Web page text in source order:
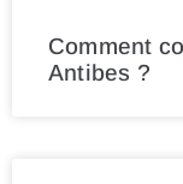
Comment
Antibes ?